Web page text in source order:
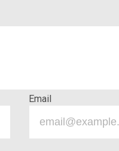
Email